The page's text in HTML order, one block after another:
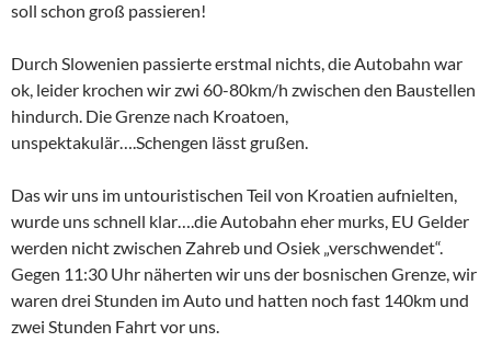
soll schon groß passieren!
Durch Slowenien passierte erstmal nichts, die Autobahn war
ok, leider krochen wir zwi 60-80km/h zwischen den Baustellen
hindurch. Die Grenze nach Kroatoen,
unspektakulär….Schengen lässt grußen.
Das wir uns im untouristischen Teil von Kroatien aufnielten,
wurde uns schnell klar….die Autobahn eher murks, EU Gelder
werden nicht zwischen Zahreb und Osiek „verschwendet“.
Gegen 11:30 Uhr näherten wir uns der bosnischen Grenze, wir
waren drei Stunden im Auto und hatten noch fast 140km und
zwei Stunden Fahrt vor uns.